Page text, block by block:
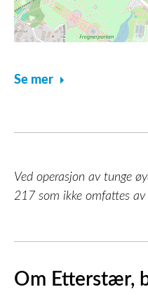
Se mer
Ved operasjon av tunge
217 som ikke omfattes
Om Etterstær,